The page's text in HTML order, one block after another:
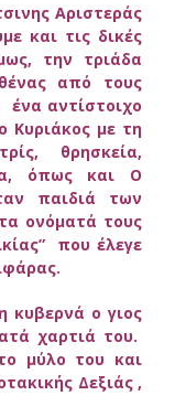
Αριστεράς
και τις δικές
την τριάδα
από τους
αντίστοιχο
Κυριάκος με τη
θρησκεία,
όπως και Ο
παιδιά των
ονόματά τους
που έλεγε
κυβερνά ο γιος
χαρτιά του.
μύλο του και
Δεξιάς ,